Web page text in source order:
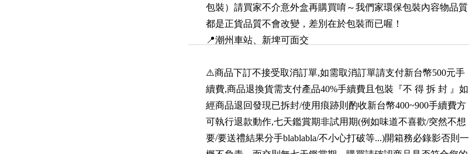
包裝）請買家不介意外盒再購買唷～我們家環保包裝內容物品質
都是正貨品質不會改變，差別在於包裝而已喔！
📍潮州車站、新埤可面交
⚠️商品下訂不接受取消訂單,如需取消訂單請支付新台幣500元手
續費,商品退換貨需支付產品40%手續費且包裝『不 得 拆 封 』如
經商品退回發現已拆封/使用痕跡則酌收新台幣400~900手續費方
可執行退款動作,七天鑑賞期非試用期(例如味道不喜歡/突然不想
要/要送禮結果分手blablabla/不小心打破等...)開箱務必錄影否則一